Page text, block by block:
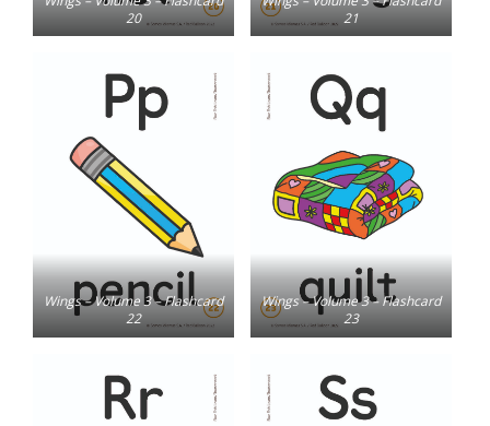
20
21
Wings – Volume 3 – Flashcard
22
Wings – Volume 3 – Flashcard
23